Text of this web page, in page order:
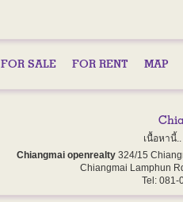
FOR SALE FOR RENT MAP
เนื้อหานี้
Chiangmai openrealty 324/15
Chiangmai Lamphun
Tel: